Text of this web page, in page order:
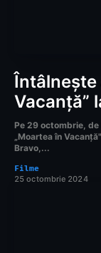
Întâlnește
Vacanță”
Pe 29 octombrie,
„Moartea în
Bravo,...
Filme
25 octombrie 2024